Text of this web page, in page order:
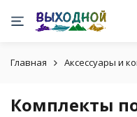
Главная Аксессуары и
Комплекты